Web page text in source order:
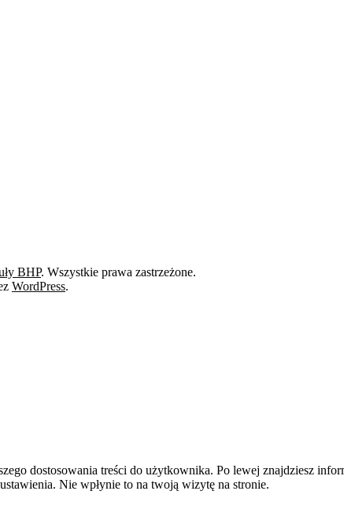
BHP. Wszystkie prawa zastrzeżone.
WordPress.
dostosowania treści do użytkownika. Po lewej znajdziesz
Nie wpłynie to na twoją wizytę na stronie.